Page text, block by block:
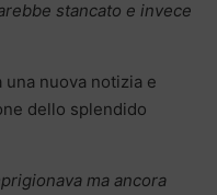
stancato e invece
una nuova notizia e
dello splendido
ma ancora